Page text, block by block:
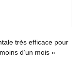
très efficace pour
d’un mois »